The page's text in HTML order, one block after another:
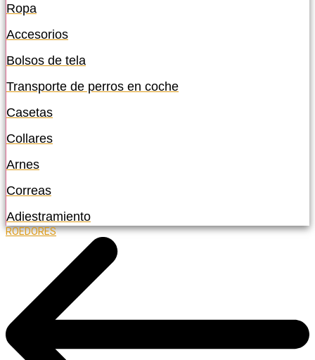
Ropa
Accesorios
Bolsos de tela
Transporte de perros en coche
Casetas
Collares
Arnes
Correas
Adiestramiento
ROEDORES